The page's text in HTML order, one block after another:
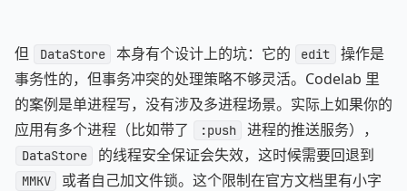
但 DataStore 本身有个设计上的坑：它的 edit
操作是
事务性的，但事务冲突的处理策略不够灵活。Codelab 里
的案例是单进程写，没有涉及多进程场景。实际上如果你的
应用有多个进程（比如带了
:push 进程的推送服务），
DataStore 的线程安全保证会失效，这时候需要回退到
MMKV
或者自己加文件锁。这个限制在官方文档里有小字